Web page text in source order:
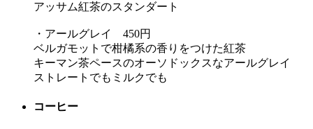
アッサム紅茶のスタンダート
・アールグレイ 450円
ベルガモットで柑橘系の香りをつけた紅茶
キーマン茶ペースのオーソドックスなアールグレイ
ストレートでもミルクでも
コーヒー